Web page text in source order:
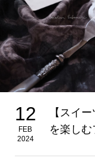
12
FEB
2024
【スイ
を楽しむ